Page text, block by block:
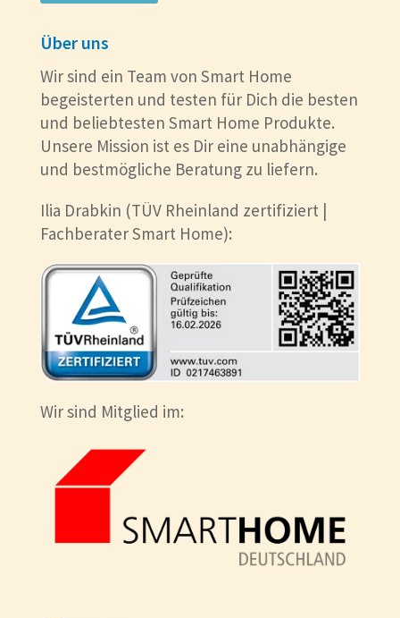
Über uns
Wir sind ein Team von Smart Home
begeisterten und testen für Dich die besten
und beliebtesten Smart Home Produkte.
Unsere Mission ist es Dir eine unabhängige
und bestmögliche Beratung zu liefern.
Ilia Drabkin (TÜV Rheinland zertifiziert |
Fachberater Smart Home):
Wir sind Mitglied im: